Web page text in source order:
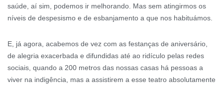
saúde, aí sim, podemos ir melhorando. Mas sem atingirmos os
níveis de despesismo e de esbanjamento a que nos habituámos.
E, já agora, acabemos de vez com as festanças de aniversário,
de alegria exacerbada e difundidas até ao ridículo pelas redes
sociais, quando a 200 metros das nossas casas há pessoas a
viver na indigência, mas a assistirem a esse teatro absolutamente